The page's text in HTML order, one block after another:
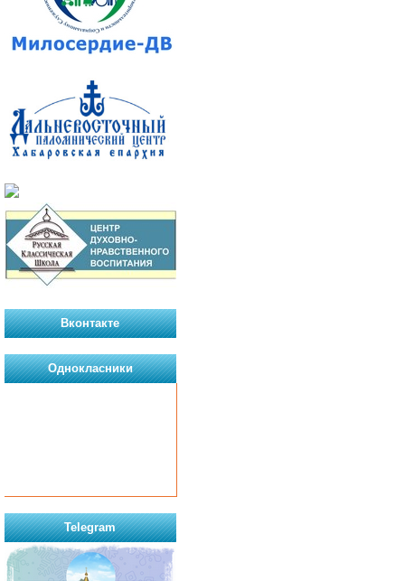
Вконтакте
Однокласники
Telegram